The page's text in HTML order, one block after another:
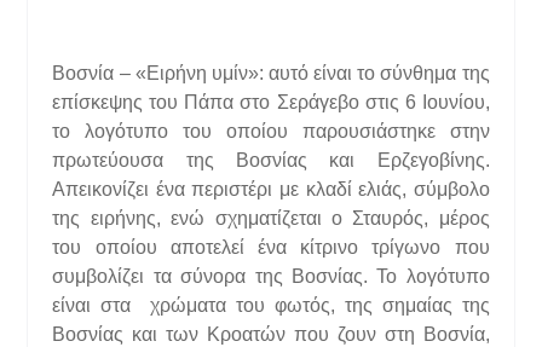
Βοσνία – «Ειρήνη υμίν»: αυτό είναι το σύνθημα της
επίσκεψης του Πάπα στο Σεράγεβο στις 6 Ιουνίου,
το λογότυπο του οποίου παρουσιάστηκε στην
πρωτεύουσα της Βοσνίας και Ερζεγοβίνης.
Απεικονίζει ένα περιστέρι με κλαδί ελιάς, σύμβολο
της ειρήνης, ενώ σχηματίζεται ο Σταυρός, μέρος
του οποίου αποτελεί ένα κίτρινο τρίγωνο που
συμβολίζει τα σύνορα της Βοσνίας. Το λογότυπο
είναι στα χρώματα του φωτός, της σημαίας της
Βοσνίας και των Κροατών που ζουν στη Βοσνία,